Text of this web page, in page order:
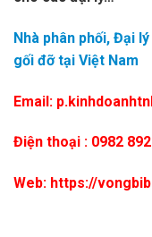
Nhà phân phối, Đại
gối đỡ tại Việt Nam
Email:
Điện thoại : 0982
Web: https://